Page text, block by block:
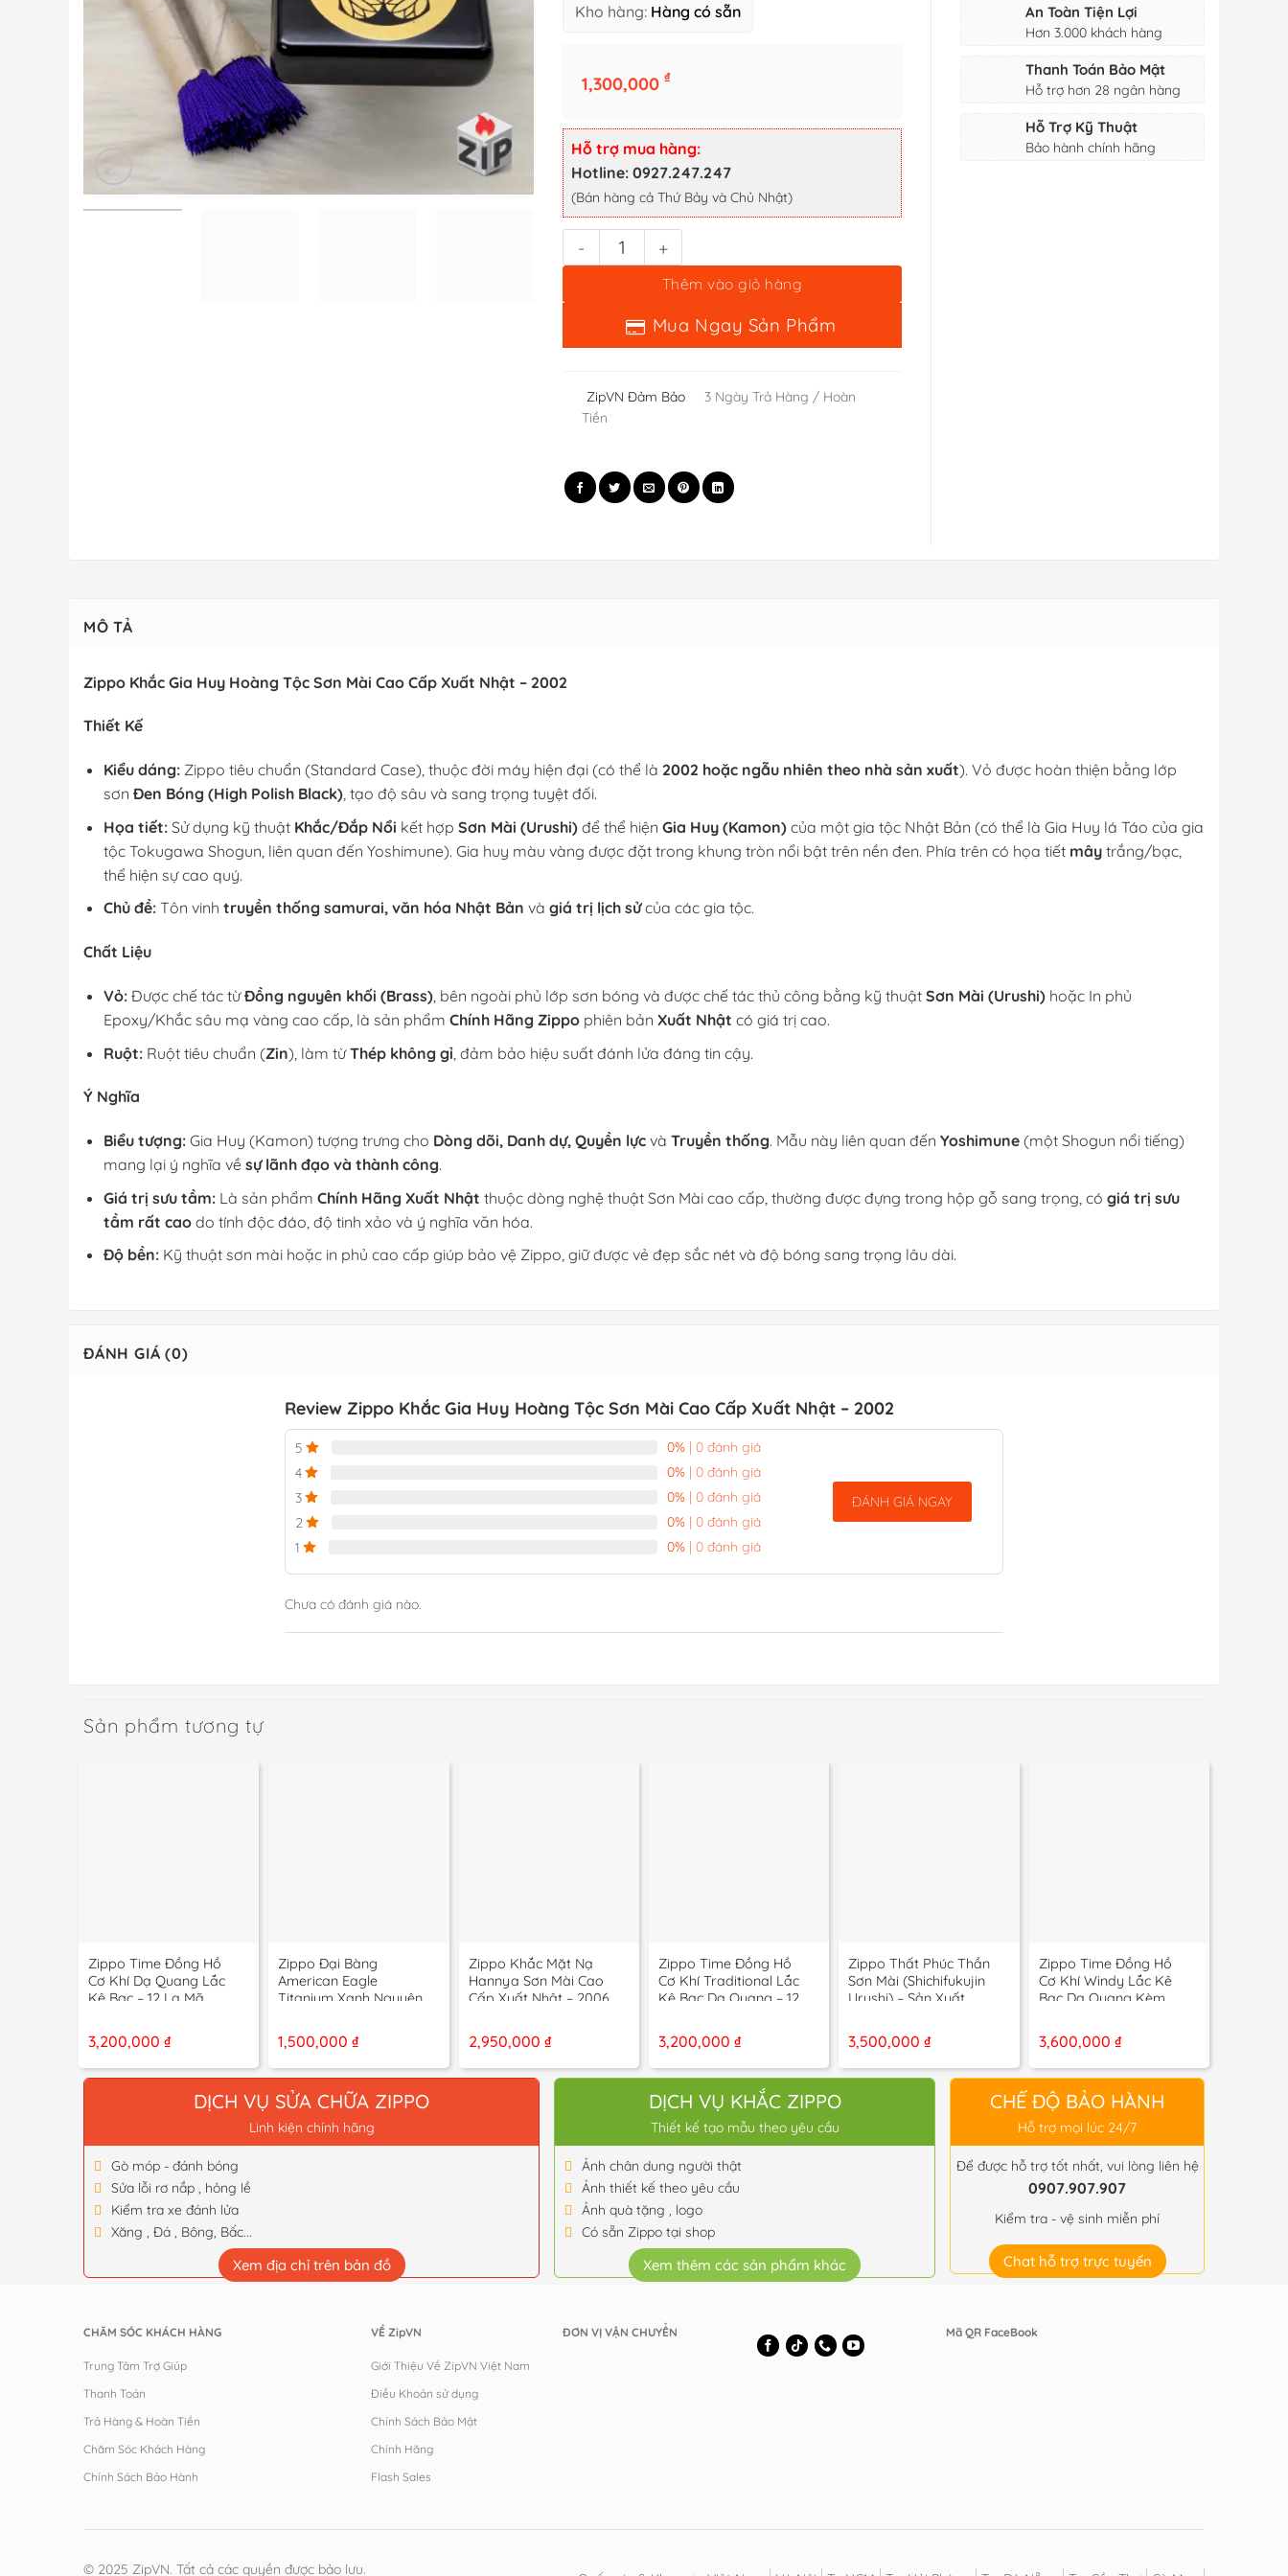
Kho hàng: Hàng có sẵn
1,300,000 ₫
Hỗ trợ mua hàng:
Hotline: 0927.247.247
(Bán hàng cả Thứ Bảy và Chủ Nhật)
Zippo Khắc Gia Huy Hoàng Tộc Sơn Mài Cao Cấp Xuất Nhật - 2002 số lượng
Thêm vào giỏ hàng
Mua Ngay Sản Phẩm
ZipVN Đảm Bảo
3 Ngày Trả Hàng / Hoàn
Tiền
An Toàn Tiện Lợi
Hơn 3.000 khách hàng
Thanh Toán Bảo Mật
Hỗ trợ hơn 28 ngân hàng
Hỗ Trợ Kỹ Thuật
Bảo hành chính hãng
MÔ TẢ
Zippo Khắc Gia Huy Hoàng Tộc Sơn Mài Cao Cấp Xuất Nhật – 2002
Thiết Kế
Kiểu dáng:Zippo tiêu chuẩn (Standard Case), thuộc đời máy hiện đại (có thể là 2002 hoặc ngẫu nhiên theo nhà sản xuất). Vỏ được hoàn thiện bằng lớp
sơn Đen Bóng (High Polish Black), tạo độ sâu và sang trọng tuyệt đối.
Họa tiết:Sử dụng kỹ thuật Khắc/Đắp Nổi kết hợp Sơn Mài (Urushi)để thể hiện Gia Huy (Kamon)của một gia tộc Nhật Bản (có thể là Gia Huy lá Táo của gia
tộc Tokugawa Shogun, liên quan đến Yoshimune). Gia huy màu vàng được đặt trong khung tròn nổi bật trên nền đen. Phía trên có họa tiết mâytrắng/bạc,
thể hiện sự cao quý.
Chủ đề:Tôn vinh truyền thống samurai, văn hóa Nhật Bản và giá trị lịch sửcủa các gia tộc.
Chất Liệu
Vỏ:Được chế tác từĐồng nguyên khối (Brass), bên ngoài phủ lớp sơn bóng và được chế tác thủ công bằng kỹ thuật Sơn Mài (Urushi)hoặc In phủ
Epoxy/Khắc sâu mạ vàng cao cấp, là sản phẩm Chính Hãng Zippophiên bản Xuất Nhật có giá trị cao.
Ruột:Ruột tiêu chuẩn (Zin), làm từThép không gỉ, đảm bảo hiệu suất đánh lửa đáng tin cậy.
Ý Nghĩa
Biểu tượng:Gia Huy (Kamon) tượng trưng cho Dòng dõi, Danh dự, Quyền lựcvà Truyền thống. Mẫu này liên quan đến Yoshimune(một Shogun nổi tiếng)
mang lại ý nghĩa về sự lãnh đạo và thành công.
Giá trị sưu tầm:Là sản phẩm Chính Hãng Xuất Nhật thuộc dòng nghệ thuật Sơn Mài cao cấp, thường được đựng trong hộp gỗ sang trọng, có giá trị sưu
tầm rất caodo tính độc đáo, độ tinh xảo và ý nghĩa văn hóa.
Độ bền:Kỹ thuật sơn mài hoặc in phủ cao cấp giúp bảo vệ Zippo, giữ được vẻ đẹp sắc nét và độ bóng sang trọng lâu dài.
ĐÁNH GIÁ (0)
Review Zippo Khắc Gia Huy Hoàng Tộc Sơn Mài Cao Cấp Xuất Nhật – 2002
5 0% | 0 đánh giá
4
0% | 0 đánh giá
3
0% | 0 đánh giá
2
0% | 0 đánh giá
1
0% | 0 đánh giá
ĐÁNH GIÁ NGAY
Chưa có đánh giá nào.
Sản phẩm tương tự
Zippo Time Đồng Hồ
Cơ Khí Dạ Quang Lắc
Kê Bạc – 12 La Mã
3,200,000 ₫
Zippo Đại Bàng
American Eagle
Titanium Xanh Nguyên
1,500,000₫
Zippo Khắc Mặt Nạ
Hannya Sơn Mài Cao
Cấp Xuất Nhật – 2006
2,950,000 ₫
Zippo Time Đồng Hồ
Cơ Khí Traditional Lắc
Kê Bạc Dạ Quang – 12
3,200,000 ₫
Zippo Thất Phúc Thần
Sơn Mài (Shichifukujin
Urushi) – Sản Xuất
3,500,000₫
Zippo Time Đồng Hồ
Cơ Khí Windy Lắc Kê
Bạc Dạ Quang Kèm
La Mã
3,600,000 ₫
DỊCH VỤ SỬA CHỮA ZIPPO
Linh kiện chính hãng
Gò móp - đánh bóng
Sửa lỗi rơ nắp , hỏng lề
Kiểm tra xe đánh lửa
Xăng , Đá , Bông, Bấc...
Xem địa chỉ trên bản đồ
DỊCH VỤ KHẮC ZIPPO
Thiết kế tạo mẫu theo yêu cầu
Ảnh chân dung người thật
Ảnh thiết kế theo yêu cầu
Ảnh quà tặng , logo
Có sẵn Zippo tại shop
Xem thêm các sản phẩm khác
CHẾ ĐỘ BẢO HÀNH
Hỗ trợ mọi lúc 24/7
Để được hỗ trợ tốt nhất, vui lòng liên hệ
0907.907.907
Kiểm tra - vệ sinh miễn phí
Chat hỗ trợ trực tuyến
CHĂM SÓC KHÁCH HÀNG
Trung Tâm Trợ Giúp
Thanh Toán
Trả Hàng & Hoàn Tiền
Chăm Sóc Khách Hàng
Chính Sách Bảo Hành
VỀ ZipVN
Giới Thiệu Về ZipVN Việt Nam
Điều Khoản sử dụng
Chính Sách Bảo Mật
Chính Hãng
Flash Sales
ĐƠN VỊ VẬN CHUYỂN Mã QR FaceBook
© 2025 ZipVN. Tất cả các quyền được bảo lưu.